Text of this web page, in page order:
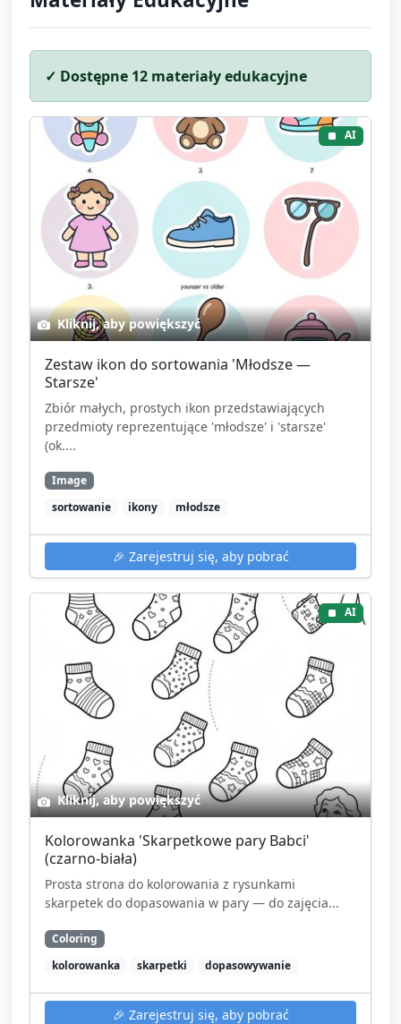
✓ Dostępne 12 materiały edukacyjne
AI
Kliknij, aby powiększyć
Zestaw ikon do sortowania 'Młodsze —
Starsze'
Zbiór małych, prostych ikon przedstawiających
przedmioty reprezentujące 'młodsze' i 'starsze'
(ok....
Image
sortowanie
ikony młodsze
🎉 Zarejestruj się, aby pobrać
AI
Kliknij, aby powiększyć
Kolorowanka 'Skarpetkowe pary Babci'
(czarno-biała)
Prosta strona do kolorowania z rysunkami
skarpetek do dopasowania w pary — do zajęcia...
Coloring
kolorowanka
skarpetki dopasowywanie
🎉 Zarejestruj się, aby pobrać